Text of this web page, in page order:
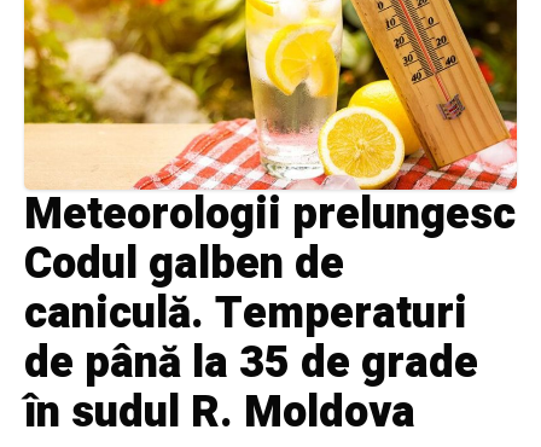
Meteorologii prelungesc
Codul galben de
caniculă. Temperaturi
de până la 35 de grade
în sudul R. Moldova